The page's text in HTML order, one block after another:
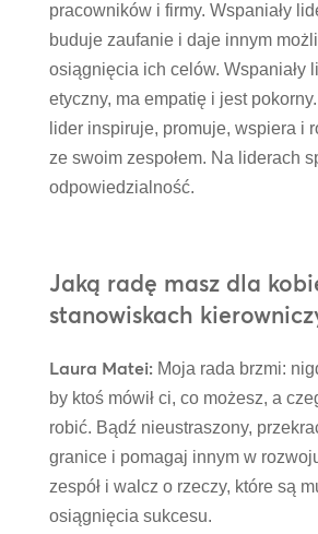
pracowników i firmy. Wspaniały
buduje zaufanie i daje innym
osiągnięcia ich celów. Wspaniały
etyczny, ma empatię i jest
lider inspiruje, promuje, wspiera i
ze swoim zespołem. Na liderach
odpowiedzialność.
Jaką radę masz dla
stanowiskach
Laura Matei:Moja rada brzmi:
by ktoś mówił ci, co możesz, a
robić. Bądź nieustraszony,
granice i pomagaj innym w
zespół i walcz o rzeczy, które są
osiągnięcia sukcesu.